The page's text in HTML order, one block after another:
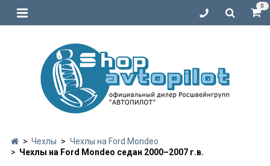
0
Чехлы
Чехлы на Ford Mondeo
Чехлы на Ford Mondeo седан 2000–2007 г.в.